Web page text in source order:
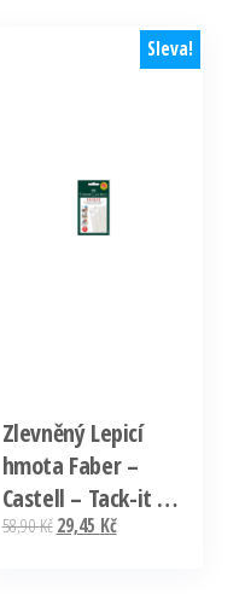
Sleva!
Zlevněný Lepicí
hmota Faber –
Castell – Tack-it /
50 g
58,90Kč Původní
29,45 KčAktuální